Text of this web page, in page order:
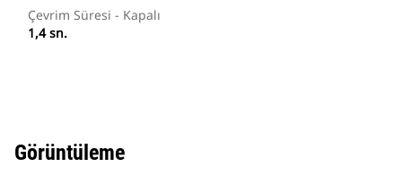
Çevrim Süresi - Kapalı
1,4 sn.
Görüntüleme